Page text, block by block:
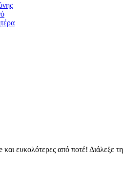
ευκολότερες από ποτέ! Διάλεξε